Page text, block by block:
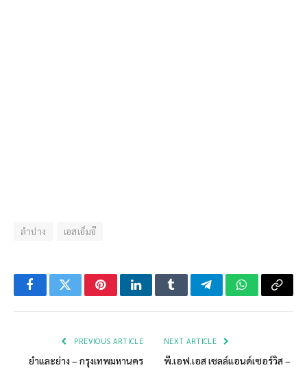
ลำปาง เอสเอ็มอี
FacebookTwitterPinterestLinkedInTumblrTelegramWhatsApp
Copy
PREVIOUS ARTICLE
ยำและย่าง – กรุงเทพมหานคร
NEXT ARTICLE
พี.เอฟ.เอส เชลล์แอนด์เซอร์วิส –